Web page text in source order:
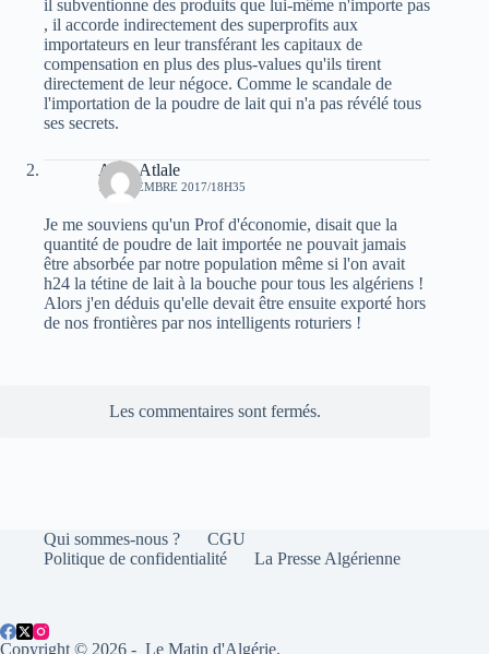
il subventionne des produits que lui-même n'importe pas
, il accorde indirectement des superprofits aux
importateurs en leur transférant les capitaux de
compensation en plus des plus-values qu'ils tirent
directement de leur négoce. Comme le scandale de
l'importation de la poudre de lait qui n'a pas révélé tous
ses secrets.
Atala Atlale
7 SEPTEMBRE 2017/18H35
Je me souviens qu'un Prof d'économie, disait que la
quantité de poudre de lait importée ne pouvait jamais
être absorbée par notre population même si l'on avait
h24 la tétine de lait à la bouche pour tous les algériens !
Alors j'en déduis qu'elle devait être ensuite exporté hors
de nos frontières par nos intelligents roturiers !
Les commentaires sont fermés.
Qui sommes-nous ?
CGU
Politique de confidentialité
La Presse Algérienne
Copyright © 2026 - Le Matin d'Algérie.